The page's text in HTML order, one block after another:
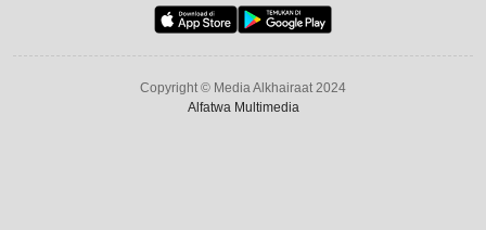
Copyright © Media Alkhairaat 2024
Alfatwa Multimedia